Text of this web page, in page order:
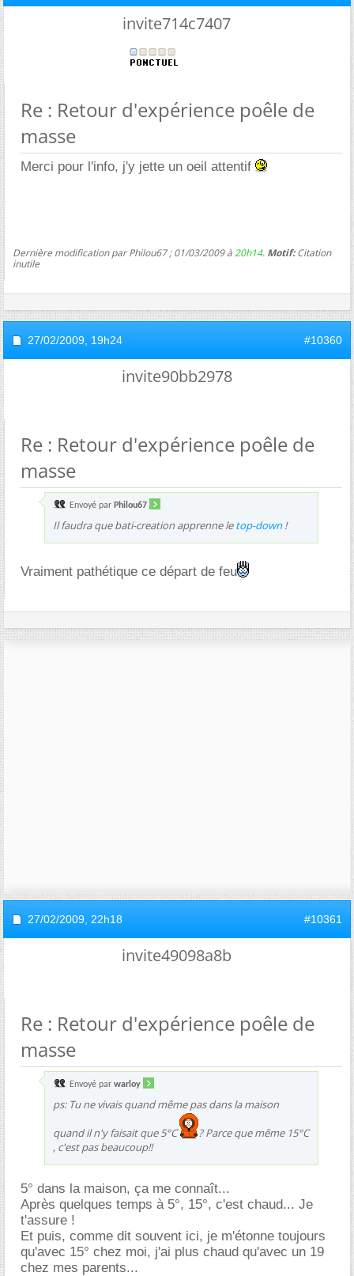
invite714c7407
Re : Retour d'expérience poêle de
masse
Merci pour l'info, j'y jette un oeil attentif
Dernière modification par Philou67 ; 01/03/2009 à20h14. Motif:Citation
inutile
27/02/2009, 19h24 #10360
invite90bb2978
Re : Retour d'expérience poêle de
masse
Envoyé par Philou67
Il faudra que bati-creation apprenne letop-down!
Vraiment pathétique ce départ de feu
27/02/2009, 22h18 #10361
invite49098a8b
Re : Retour d'expérience poêle de
masse
Envoyé par warloy
ps: Tu ne vivais quand même pas dans la maison
quand il n'y faisait que 5°C
? Parce que même 15°C
, c'est pas beaucoup!!
5° dans la maison, ça me connaît...
Après quelques temps à 5°, 15°, c'est chaud... Je
t'assure !
Et puis, comme dit souvent ici, je m'étonne toujours
qu'avec 15° chez moi, j'ai plus chaud qu'avec un 19
chez mes parents...